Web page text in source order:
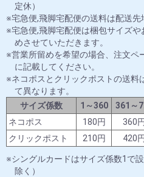
定休）
宅急便,飛脚宅配便の送料は配送先
宅急便,飛脚宅配便は梱包サイズ
めさせていただきます。
営業所留めを希望の場合、注文ペ
に記載してください。
ネコポスとクリックポストの送料
て異なります。
サイズ係数
1～360 361～
ネコポス
180円 360円
クリックポスト
210円 420円
シングルカードはサイズ係数1で
除く）